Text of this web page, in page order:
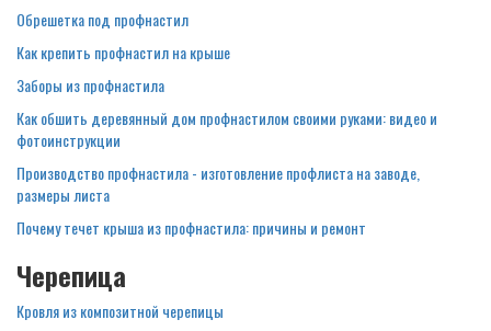
Обрешетка под профнастил
Как крепить профнастил на крыше
Заборы из профнастила
Как обшить деревянный дом профнастилом своими руками: видео и
фотоинструкции
Производство профнастила - изготовление профлиста на заводе,
размеры листа
Почему течет крыша из профнастила: причины и ремонт
Черепица
Кровля из композитной черепицы